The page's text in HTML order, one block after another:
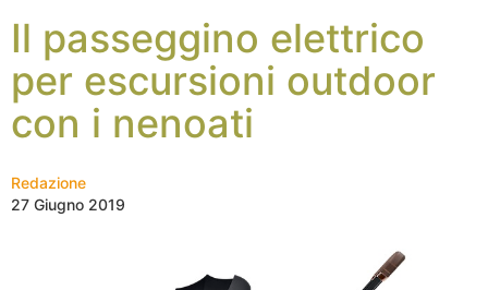
Il passeggino elettrico
per escursioni outdoor
con i nenoati
Redazione
27 Giugno 2019